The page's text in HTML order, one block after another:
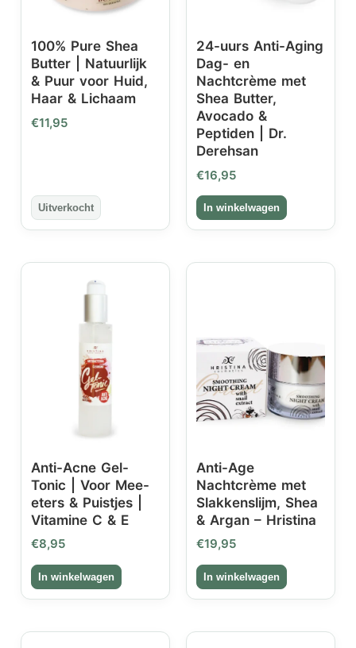
100% Pure Shea
Butter | Natuurlijk
& Puur voor Huid,
Haar & Lichaam
€11,95
24-uurs Anti-Aging
Dag- en
Nachtcrème met
Shea Butter,
Avocado &
Peptiden | Dr.
Derehsan
€16,95
Anti-Acne Gel-
Tonic | Voor Mee-
eters & Puistjes |
Vitamine C & E
€8,95
Anti-Age
Nachtcrème met
Slakkenslijm, Shea
& Argan – Hristina
€19,95